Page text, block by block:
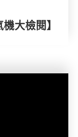
大檢閱】